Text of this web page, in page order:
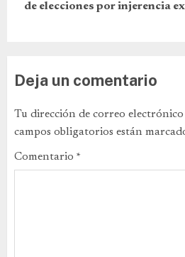
de elecciones por injerencia
Deja un comentario
Tu dirección de correo
campos obligatorios están
Comentario *